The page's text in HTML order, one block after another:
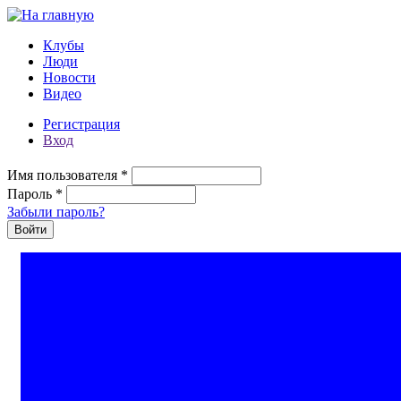
Перейти к основному содержанию
Клубы
Люди
Новости
Видео
Регистрация
Вход
Имя пользователя *
Пароль *
Забыли пароль?